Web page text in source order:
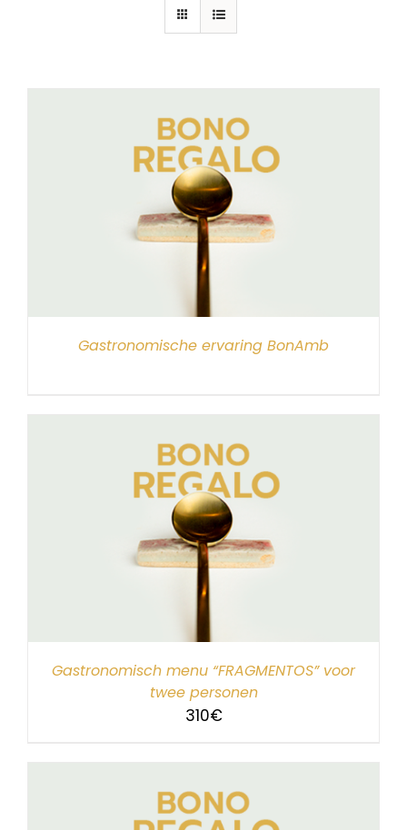
Gastronomische ervaring BonAmb
Gastronomisch menu “FRAGMENTOS” voor
twee personen
310€